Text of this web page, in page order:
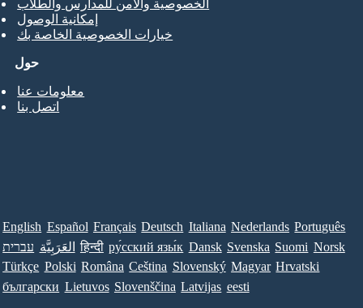
حول
معلومات عنا
اتصل بنا
الخصوصية والأمن للمدارس والطلاب
إمكانية الوصول
خيارات الخصوصية الخاصة بك
English Español Français Deutsch Italiana Nederlands Português
עברית العَرَبِيَّة हिन्दी ру́сский язы́к Dansk Svenska Suomi Norsk
Türkçe Polski Româna Ceština Slovenský Magyar Hrvatski
български Lietuvos Slovenščina Latvijas eesti